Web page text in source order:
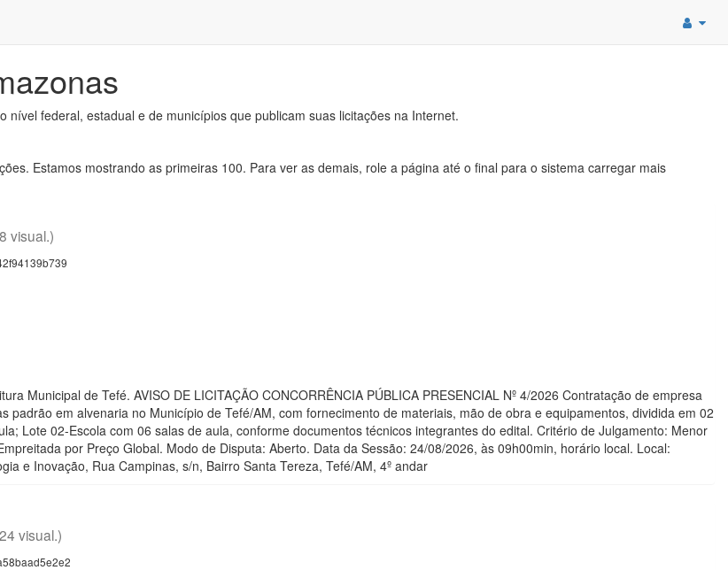
nível federal, estadual e de municípios que publicam suas licitações na Internet.
Estamos mostrando as primeiras 100. Para ver as demais, role a página até o final para o sistema carregar mais
visual.)
Municipal de Tefé. AVISO DE LICITAÇÃO CONCORRÊNCIA PÚBLICA PRESENCIAL Nº 4/2026 Contratação de empresa
padrão em alvenaria no Município de Tefé/AM, com fornecimento de materiais, mão de obra e equipamentos, dividida em 02
Lote 02-Escola com 06 salas de aula, conforme documentos técnicos integrantes do edital. Critério de Julgamento: Menor
por Preço Global. Modo de Disputa: Aberto. Data da Sessão: 24/08/2026, às 09h00min, horário local. Local:
e Inovação, Rua Campinas, s/n, Bairro Santa Tereza, Tefé/AM, 4º andar
visual.)